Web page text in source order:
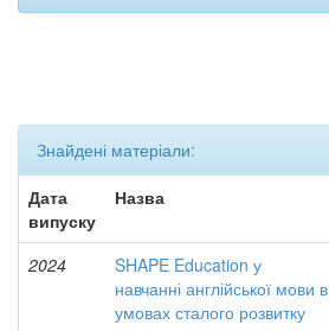
Знайдені матеріали:
Дата
випуску
Назва
2024
SHAPE Education у
навчанні англійської мови в
умовах сталого розвитку